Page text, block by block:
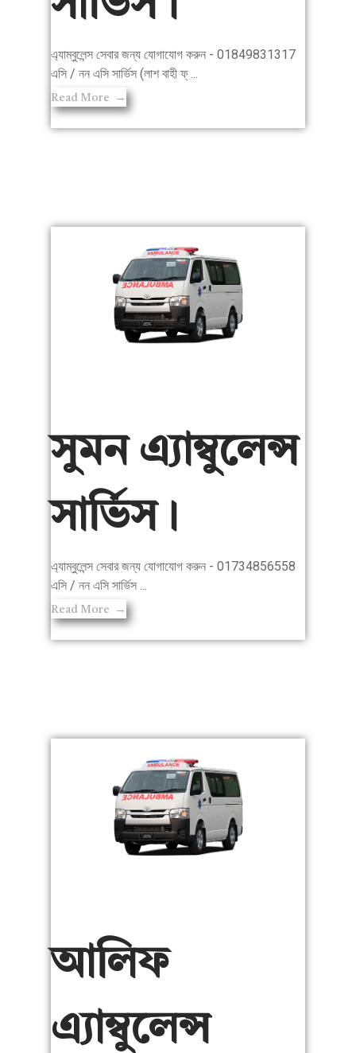
এ্যাম্বুলেন্স সেবার জন্য যোগাযোগ করুন - 01849831317
এসি / নন এসি সার্ভিস (লাশ বাহী ফ্ ...
Read More
সুমন এ্যাম্বুলেন্স
সার্ভিস।
এ্যাম্বুলেন্স সেবার জন্য যোগাযোগ করুন - 01734856558
এসি / নন এসি সার্ভিস ...
Read More
আলিফ
এ্যাম্বুলেন্স